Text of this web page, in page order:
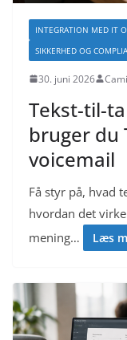
INTEGRATION MED IT
SIKKERHED OG
30. juni 2026
Tekst-til-
bruger du
voicemail
Få styr på, hvad
hvordan det
mening…
Læs